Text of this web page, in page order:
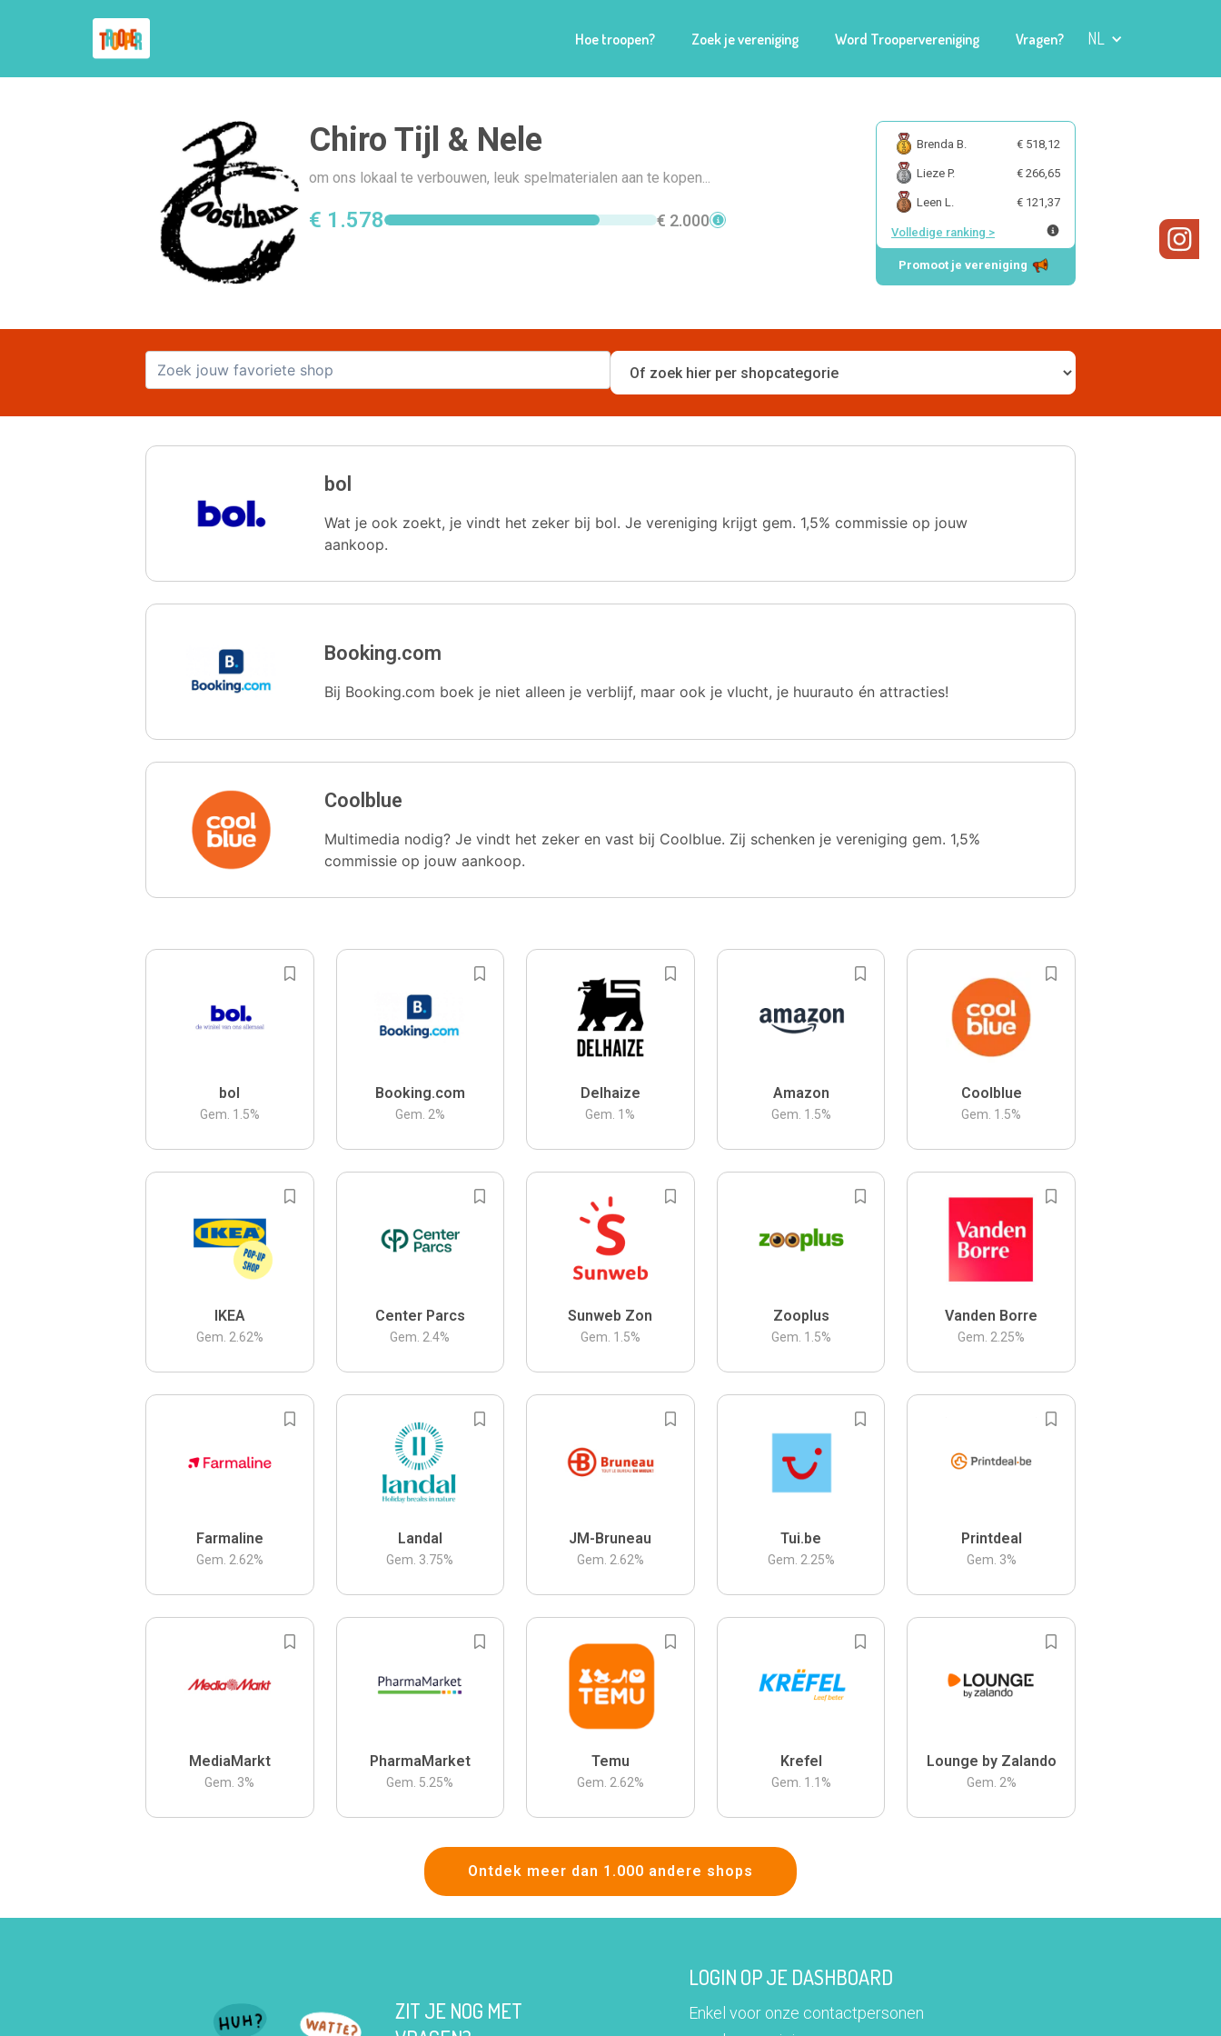
Hoe troopen? Zoek je vereniging Word Troopervereniging Vragen? NL
Chiro Tijl & Nele
om ons lokaal te verbouwen, leuk spelmaterialen aan te kopen...
€ 1.578 € 2.000
Brenda B. € 518,12
Lieze P. € 266,65
Leen L. € 121,37
Volledige ranking >
Promoot je vereniging
bol
Wat je ook zoekt, je vindt het zeker bij bol. Je vereniging krijgt gem. 1,5% commissie op jouw
aankoop.
Booking.com
Bij Booking.com boek je niet alleen je verblijf, maar ook je vlucht, je huurauto én attracties!
Coolblue
Multimedia nodig? Je vindt het zeker en vast bij Coolblue. Zij schenken je vereniging gem. 1,5%
commissie op jouw aankoop.
bol
Gem. 1.5%
Booking.com
Gem. 2%
Delhaize
Gem. 1 %
Amazon
Gem. 1.5%
Coolblue
Gem. 1.5%
IKEA
Gem. 2.62%
Center Parcs
Gem. 2.4%
Sunweb Zon
Gem. 1.5%
Zooplus
Gem. 1.5%
Vanden Borre
Gem. 2.25%
Farmaline
Gem. 2.62%
Landal
Gem. 3.75%
JM-Bruneau
Gem. 2.62%
Tui.be
Gem. 2.25%
Printdeal
Gem. 3%
MediaMarkt
Gem. 3%
PharmaMarket
Gem. 5.25%
Temu
Gem. 2.62%
Krefel
Gem. 1.1 %
Lounge by Zalando
Gem. 2%
Ontdek meer dan 1.000 andere shops
ZIT JE NOG MET
LOGIN OP JE DASHBOARD
Enkel voor onze contactpersonen